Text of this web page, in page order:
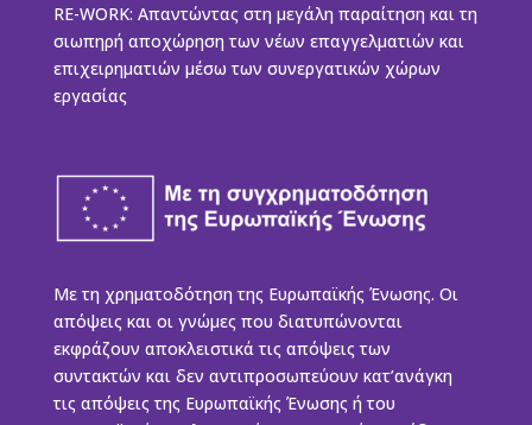
RE-WORK: Απαντώντας στη μεγάλη παραίτηση και τη
σιωπηρή αποχώρηση των νέων επαγγελματιών και
επιχειρηματιών μέσω των συνεργατικών χώρων
εργασίας
Με τη χρηματοδότηση της Ευρωπαϊκής Ένωσης. Οι
απόψεις και οι γνώμες που διατυπώνονται
εκφράζουν αποκλειστικά τις απόψεις των
συντακτών και δεν αντιπροσωπεύουν κατ’ανάγκη
τις απόψεις της Ευρωπαϊκής Ένωσης ή του